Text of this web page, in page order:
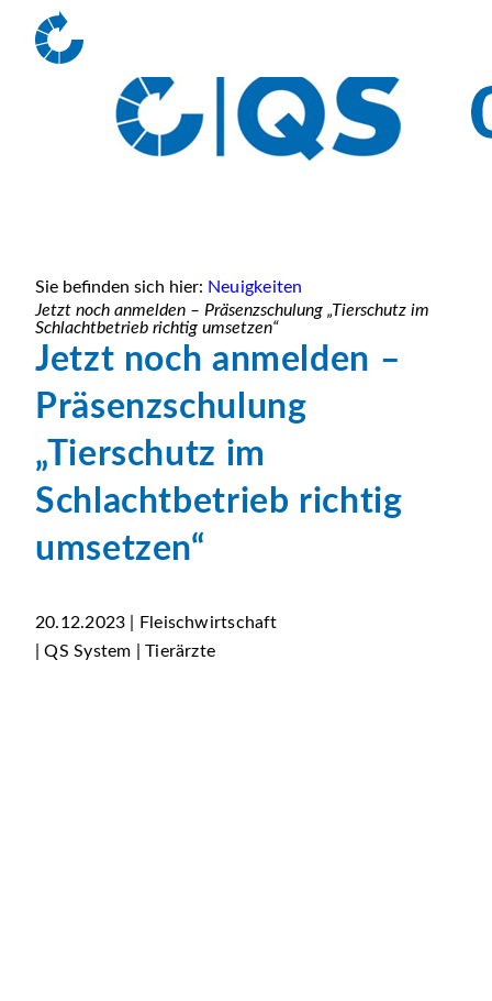
Sie befinden sich hier: Neuigkeiten
Jetzt noch anmelden – Präsenzschulung „Tierschutz im
Schlachtbetrieb richtig umsetzen“
Jetzt noch anmelden –
Präsenzschulung
„Tierschutz im
Schlachtbetrieb richtig
umsetzen“
20.12.2023 | Fleischwirtschaft
| QS System | Tierärzte